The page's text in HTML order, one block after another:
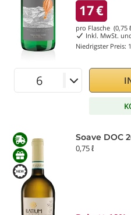
17€
pro Flasche (0,75
Inkl. MwSt.
Niedrigster Preis:
Soave DOC
0,75 ℓ